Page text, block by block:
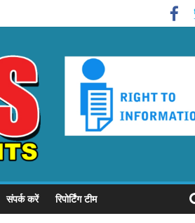
संपर्क करें रिपोर्टिंग टीम